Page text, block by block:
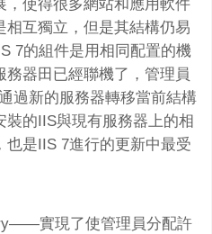
，使得很多網站和應用軟件
互獨立，但是其結構仍易
7的組件是用相同配置的機
器田已經聯機了，管理員
過新的服務器轉移當前結構
的IIS與現有服務器上的相
也是IIS 7進行的更新中最受
實現了使管理員分配許